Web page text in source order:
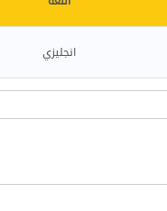
انجليزي